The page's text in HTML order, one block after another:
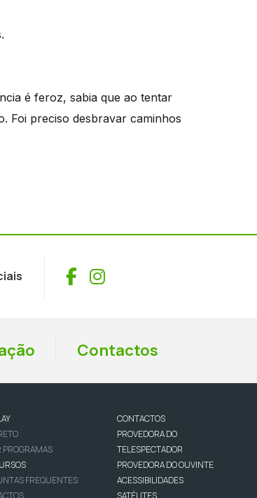
é feroz, sabia que ao tentar
Foi preciso desbravar caminhos
Facebook
Instagram
Contactos
PROGRAMAS
FREQUENTES
CONTACTOS
PROVEDORA DO
TELESPECTADOR
PROVEDORA DO OUVINTE
ACESSIBILIDADES
SATÉLITES